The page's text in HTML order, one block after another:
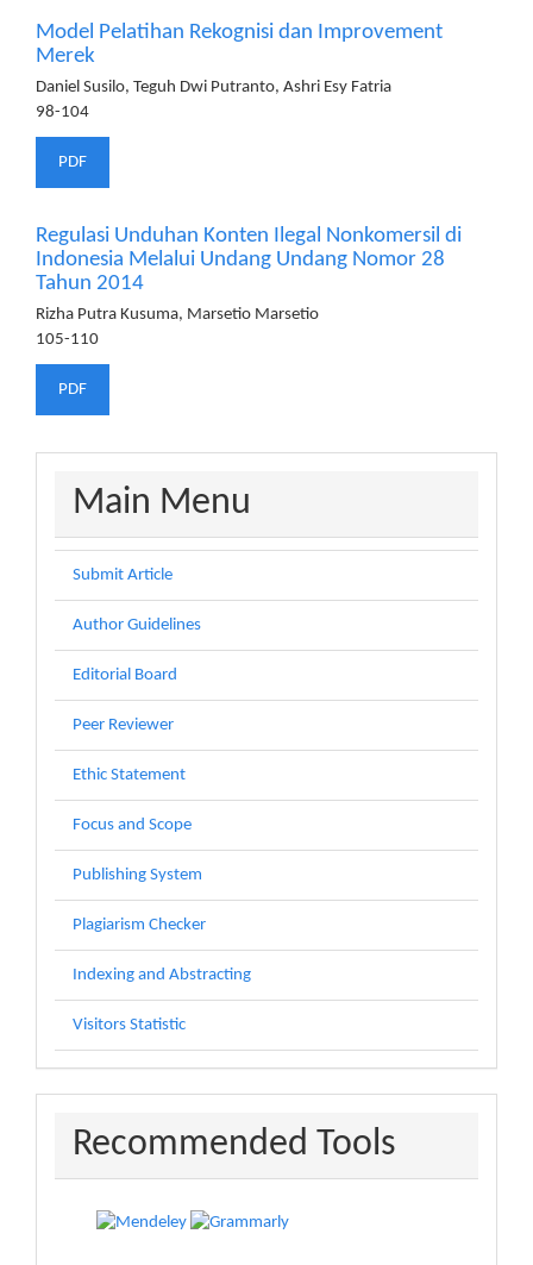
Model Pelatihan Rekognisi dan Improvement
Merek
Daniel Susilo, Teguh Dwi Putranto, Ashri Esy Fatria
98-104
PDF
Regulasi Unduhan Konten Ilegal Nonkomersil di
Indonesia Melalui Undang Undang Nomor 28
Tahun 2014
Rizha Putra Kusuma, Marsetio Marsetio
105-110
PDF
menu
Main Menu
Submit Article
Author Guidelines
Editorial Board
Peer Reviewer
Ethic Statement
Focus and Scope
Publishing System
Plagiarism Checker
Indexing and Abstracting
Visitors Statistic
recommended
Recommended Tools